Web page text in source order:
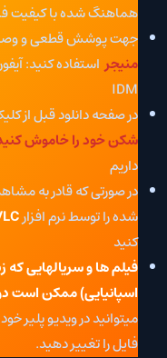
هماهنگ شده با کیفیت
جهت پوشش قطعی و وصلی
منیجر
IDM
در صفحه دانلود قبل از
شکن خود را خاموش
داریم
در صورتی که قادر به
شده را توسط نرم افزار
کنید
فیلم ها و سریالهایی که
اسپانیایی) ممکن است
میتوانید در ویدیو پلیر
فایل را تغییر دهید.